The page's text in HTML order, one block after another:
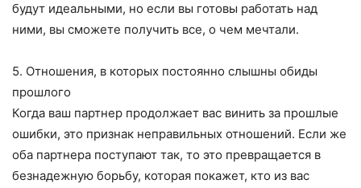
будут идеальными, но если вы готовы работать над
ними, вы сможете получить все, о чем мечтали.
5. Отношения, в которых постоянно слышны обиды
прошлого
Когда ваш партнер продолжает вас винить за прошлые
ошибки, это признак неправильных отношений. Если же
оба партнера поступают так, то это превращается в
безнадежную борьбу, которая покажет, кто из вас